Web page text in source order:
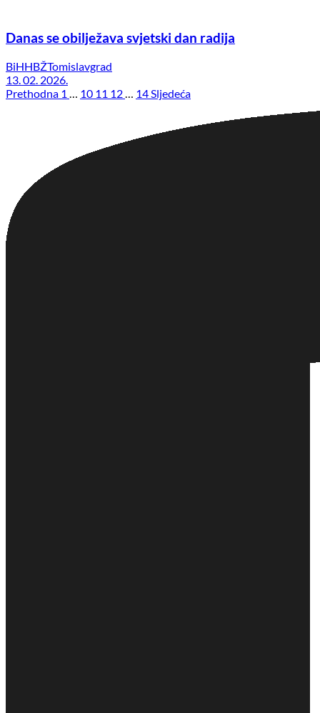
Danas se obilježava svjetski dan radija
BiHHBŽTomislavgrad
13. 02. 2026.
Prethodna 1 10 11 12 14 Sljedeća